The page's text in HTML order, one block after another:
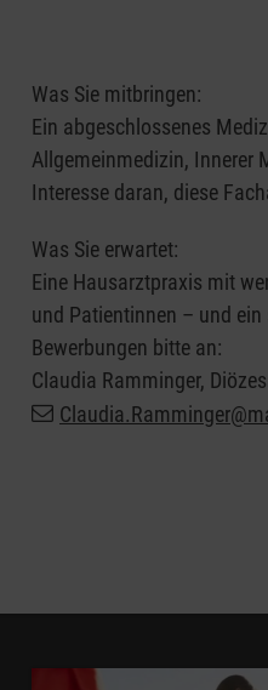
Was Sie mitbringen:
Ein abgeschlossenes
Allgemeinmedizin, Innerer
Interesse daran, diese
Was Sie erwartet:
Eine Hausarztpraxis mit
und Patientinnen – und ein
Bewerbungen bitte an:
Claudia Ramminger,